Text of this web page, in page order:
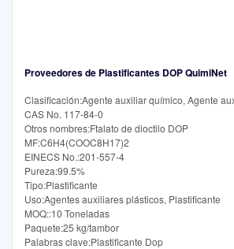
Proveedores de Plastificantes DOP QuimiNet
Clasificación:Agente auxiliar químico, Agente
CAS No. 117-84-0
Otros nombres:Ftalato de dioctilo DOP
MF:C6H4(COOC8H17)2
EINECS No.:201-557-4
Pureza:99.5%
Tipo:Plastificante
Uso:Agentes auxiliares plásticos, Plastificante
MOQ::10 Toneladas
Paquete:25 kg/tambor
Palabras clave:Plastificante Dop